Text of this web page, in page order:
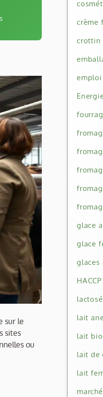
sur le
sites
ou
crème
crottin
glace
glace
glaces
HACCP
lait
lait bio
lait de
lait